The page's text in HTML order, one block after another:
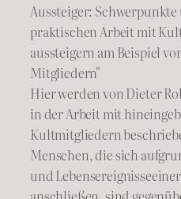
Aussteiger:
praktischen Arbeit mit
aussteigern am Beispiel
Mitgliedern"
Hier werden von Dieter
in der Arbeit mit
Kultmitgliedern
Menschen, die sich
und